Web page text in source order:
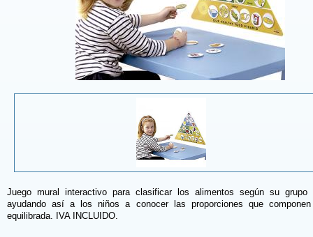
Juego mural interactivo para clasificar los alimentos según su grupo
ayudando así a los niños a conocer las proporciones que
equilibrada. IVA INCLUIDO.